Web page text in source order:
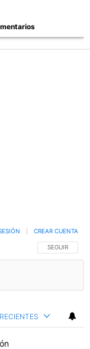
SIGA ESTA
SEGUIR
CREAR CUENTA